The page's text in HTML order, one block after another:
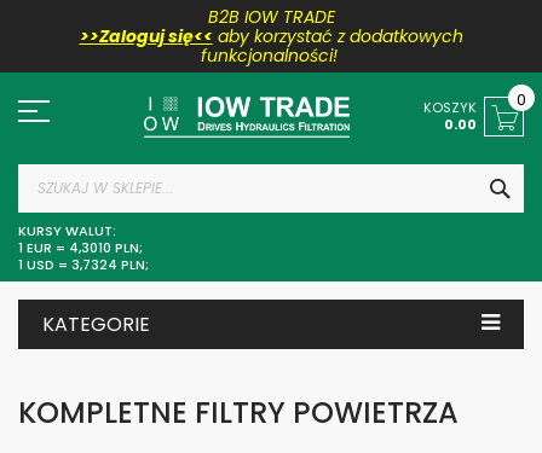
do
treści
B2B IOW TRADE
>>Zaloguj się<< aby korzystać z dodatkowych
funkcjonalności!
KURSY WALUT:
1 EUR = 4,3010 PLN;
1 USD = 3,7324 PLN;
KOSZYK
0.00
0
KATEGORIE
KOMPLETNE FILTRY POWIETRZA